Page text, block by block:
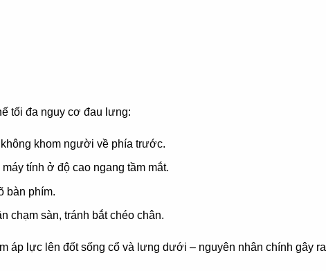
tối đa nguy cơ đau lưng:
khom người về phía trước.
tính ở độ cao ngang tầm mắt.
bàn phím.
chạm sàn, tránh bắt chéo chân.
áp lực lên đốt sống cổ và lưng dưới – nguyên nhân chính gây ra